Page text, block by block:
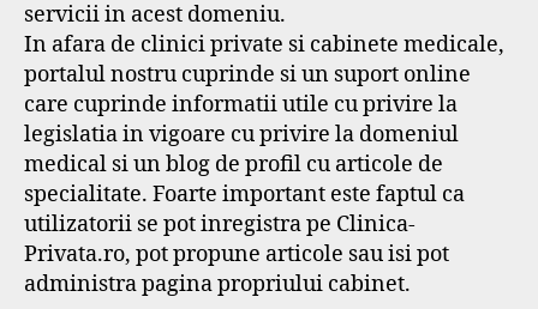
servicii in acest domeniu.
In afara de clinici private si cabinete medicale,
portalul nostru cuprinde si un suport online
care cuprinde informatii utile cu privire la
legislatia in vigoare cu privire la domeniul
medical si un blog de profil cu articole de
specialitate. Foarte important este faptul ca
utilizatorii se pot inregistra pe Clinica-
Privata.ro, pot propune articole sau isi pot
administra pagina propriului cabinet.